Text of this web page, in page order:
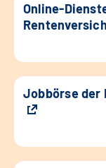
Online-
Jobbörse der